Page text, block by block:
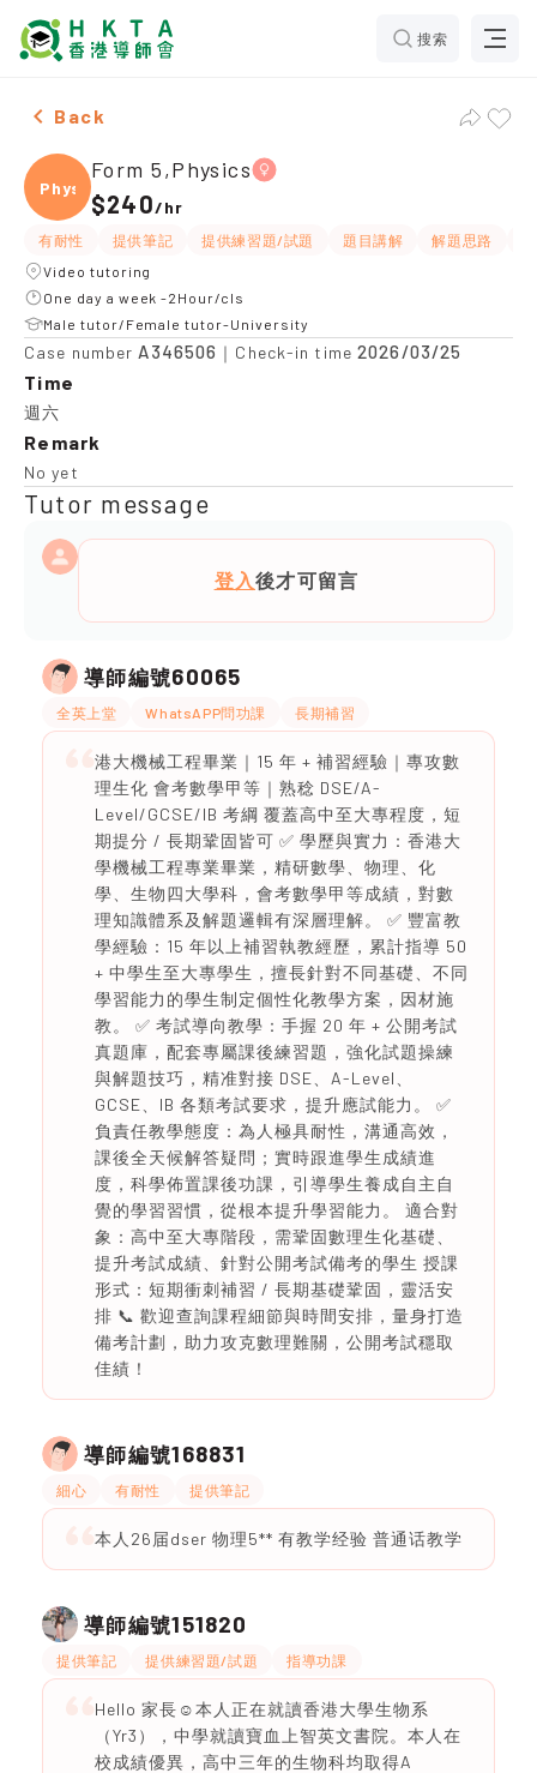
搜索
Female Form 5,Physics，Kwun Tong Tuition
Back
Physi
Form 5,Physics
$240/hr
有耐性 提供筆記 提供練習題/試題 題目講解 解題思路
Video tutoring
One day a week -2Hour/cls
Male tutor/Female tutor-University
Case number A346506 ｜Check-in time2026/03/25
Time
週六
Remark
No yet
Tutor message
登入後才可留言
導師編號60065
全英上堂 WhatsAPP問功課 長期補習
港大機械工程畢業｜15 年 + 補習經驗｜專攻數
理生化 會考數學甲等｜熟稔 DSE/A-
Level/GCSE/IB 考綱 覆蓋高中至大專程度，短
期提分 / 長期鞏固皆可 ✅ 學歷與實力：香港大
學機械工程專業畢業，精研數學、物理、化
學、生物四大學科，會考數學甲等成績，對數
理知識體系及解題邏輯有深層理解。 ✅ 豐富教
學經驗：15 年以上補習執教經歷，累計指導 50
+ 中學生至大專學生，擅長針對不同基礎、不同
學習能力的學生制定個性化教學方案，因材施
教。 ✅ 考試導向教學：手握 20 年 + 公開考試
真題庫，配套專屬課後練習題，強化試題操練
與解題技巧，精准對接 DSE、A-Level、
GCSE、IB 各類考試要求，提升應試能力。 ✅
負責任教學態度：為人極具耐性，溝通高效，
課後全天候解答疑問；實時跟進學生成績進
度，科學佈置課後功課，引導學生養成自主自
覺的學習習慣，從根本提升學習能力。 適合對
象：高中至大專階段，需鞏固數理生化基礎、
提升考試成績、針對公開考試備考的學生 授課
形式：短期衝刺補習 / 長期基礎鞏固，靈活安
排 📞 歡迎查詢課程細節與時間安排，量身打造
備考計劃，助力攻克數理難關，公開考試穩取
佳績！
導師編號168831
細心 有耐性 提供筆記
本人26届dser 物理5** 有教学经验 普通话教学
導師編號151820
提供筆記 提供練習題/試題 指導功課
Hello 家長☺️本人正在就讀香港大學生物系
（Yr3），中學就讀寶血上智英文書院。本人在
校成績優異，高中三年的生物科均取得A